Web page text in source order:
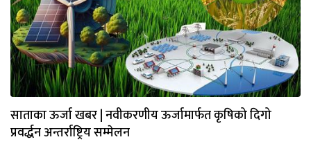
साताका ऊर्जा खबर | नवीकरणीय ऊर्जामार्फत कृषिको दिगो
प्रवर्द्धन अन्तर्राष्ट्रिय सम्मेलन